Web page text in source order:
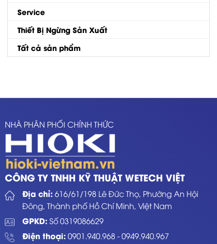
Service
Thiết Bị Ngừng Sản Xuất
Tất cả sản phẩm
NHÀ PHÂN PHỐI CHÍNH THỨC
CÔNG TY TNHH KỸ THUẬT WETECH VIỆT
Địa chỉ: 616/61/198 Lê Đức Thọ, Phường An Hội
Đông, Thành phố Hồ Chí Minh, Việt Nam
GPKD: Số 0319086629
Điện thoại: 0901.940.968-0949.940.967